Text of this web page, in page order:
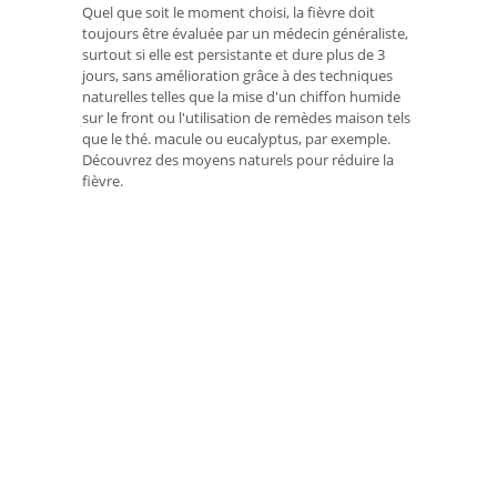
Quel que soit le moment choisi, la fièvre doit
toujours être évaluée par un médecin généraliste,
surtout si elle est persistante et dure plus de 3
jours, sans amélioration grâce à des techniques
naturelles telles que la mise d'un chiffon humide
sur le front ou l'utilisation de remèdes maison tels
que le thé. macule ou eucalyptus, par exemple.
Découvrez des moyens naturels pour réduire la
fièvre.